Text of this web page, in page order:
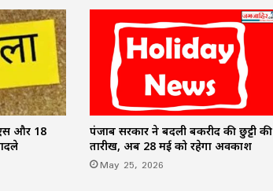
ब्याज दरों में बदलाव
MP Weather Update: 46 जिलों में
मेघगर्जन-बिजली और बारिश का अलर्ट, चलेगी
तेज हवा, पूरे हफ्ते जारी रहेगा वर्षा का दौर
58 वर्ष से अधिक आयु के दिव्यांग कर्मचारियों की
सेवाएं की जाएंगी समाप्त, वित्त विभाग ने जारी
किया आदेश
और 18
पंजाब सरकार ने बदली बकरीद की छुट्टी की
तारीख, अब 28 मई को रहेगा अवकाश
May 25, 2026